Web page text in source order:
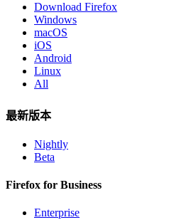
Download Firefox
Windows
macOS
iOS
Android
Linux
All
最新版本
Nightly
Beta
Firefox for Business
Enterprise